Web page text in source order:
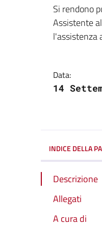
Si rendono
Assistente
l'assistenza
Data:
14
INDICE DELLA
Descrizione
Allegati
A cura di